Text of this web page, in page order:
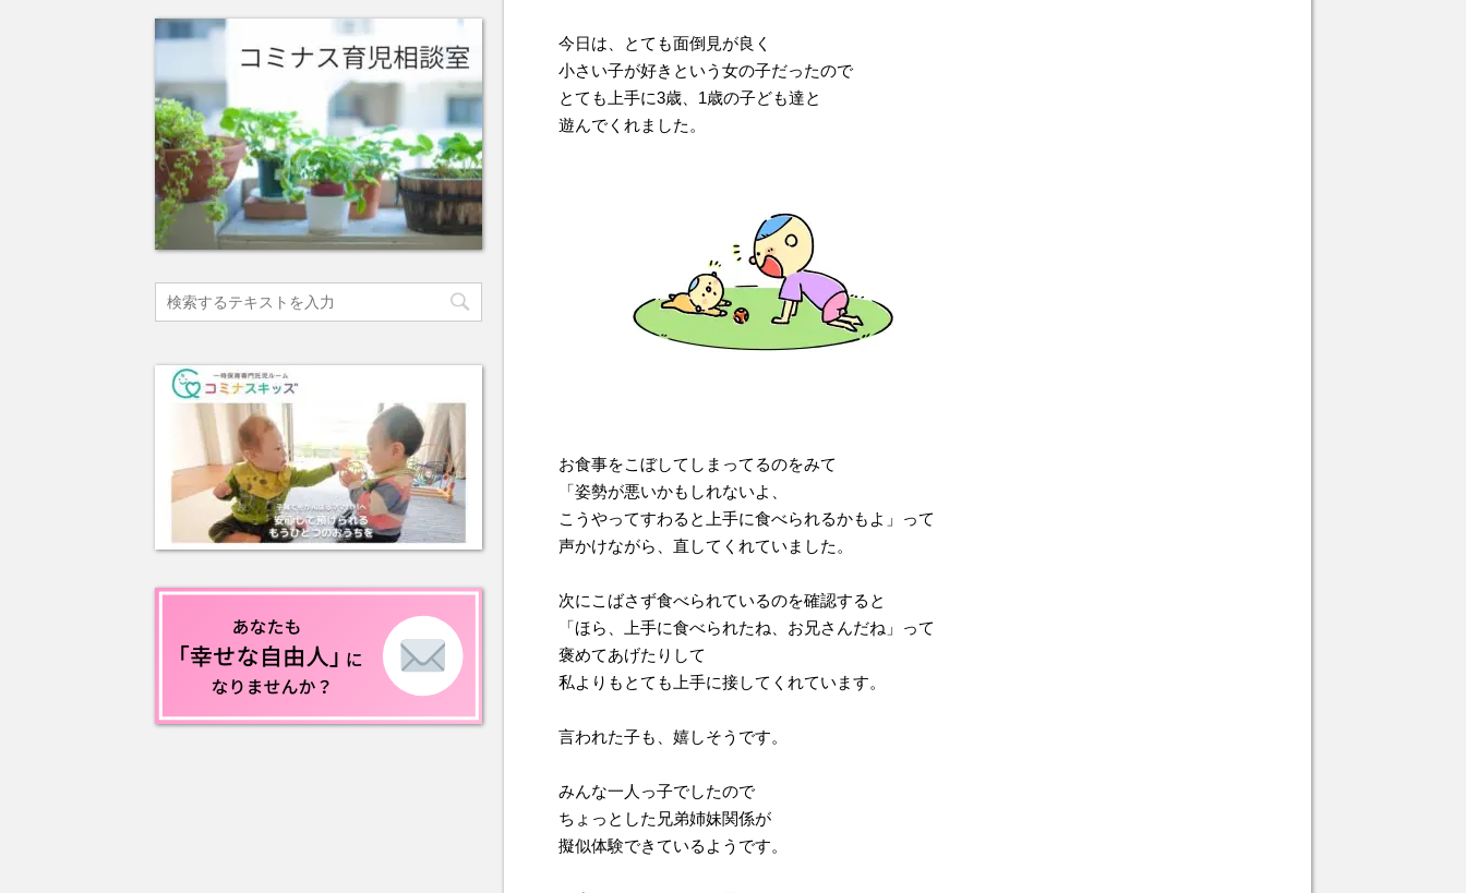
今日は、とても面倒見が良く
小さい子が好きという女の子だったので
とても上手に3歳、1歳の子ども達と
遊んでくれました。
お食事をこぼしてしまってるのをみて
「姿勢が悪いかもしれないよ、
こうやってすわると上手に食べられるかもよ」って
声かけながら、直してくれていました。
次にこばさず食べられているのを確認すると
「ほら、上手に食べられたね、お兄さんだね」って
褒めてあげたりして
私よりもとても上手に接してくれています。
言われた子も、嬉しそうです。
みんな一人っ子でしたので
ちょっとした兄弟姉妹関係が
擬似体験できているようです。